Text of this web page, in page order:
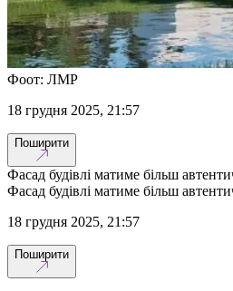
Фоот: ЛМР
18 грудня 2025, 21:57
Поширити
Фасад будівлі матиме більш
Фасад будівлі матиме більш
18 грудня 2025, 21:57
Поширити